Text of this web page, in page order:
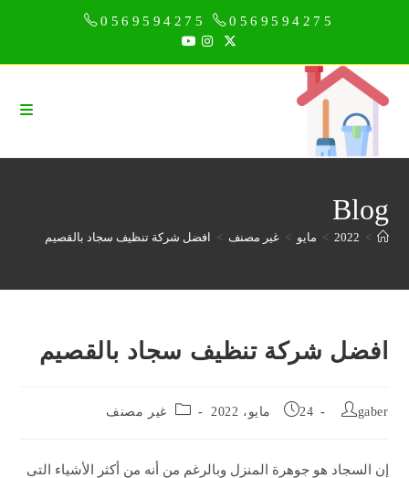
0569594275 0569594275
Blog
>
2022
> مايو > غير مصنف > افضل شركة تنظيف سجاد بالقصيم
افضل شركة تنظيف سجاد بالقصيم
Post
gaber
Post
24 مايو، 2022
Post
غير مصنف
إن السجاد هو جوهرة المنزل وبالرغم من أنه من أكثر الأشياء التى